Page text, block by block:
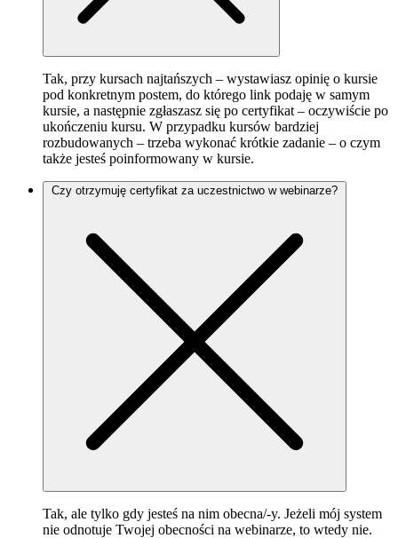
Tak, przy kursach najtańszych – wystawiasz opinię o kursie
pod konkretnym postem, do którego link podaję w samym
kursie, a następnie zgłaszasz się po certyfikat – oczywiście po
ukończeniu kursu. W przypadku kursów bardziej
rozbudowanych – trzeba wykonać krótkie zadanie – o czym
także jesteś poinformowany w kursie.
Czy otrzymuję certyfikat za uczestnictwo w webinarze?
Tak, ale tylko gdy jesteś na nim obecna/-y. Jeżeli mój system
nie odnotuje Twojej obecności na webinarze, to wtedy nie.